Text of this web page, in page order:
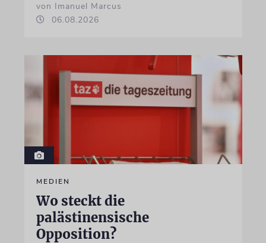
von Imanuel Marcus
06.08.2026
MEDIEN
Wo steckt die
palästinensische
Opposition?